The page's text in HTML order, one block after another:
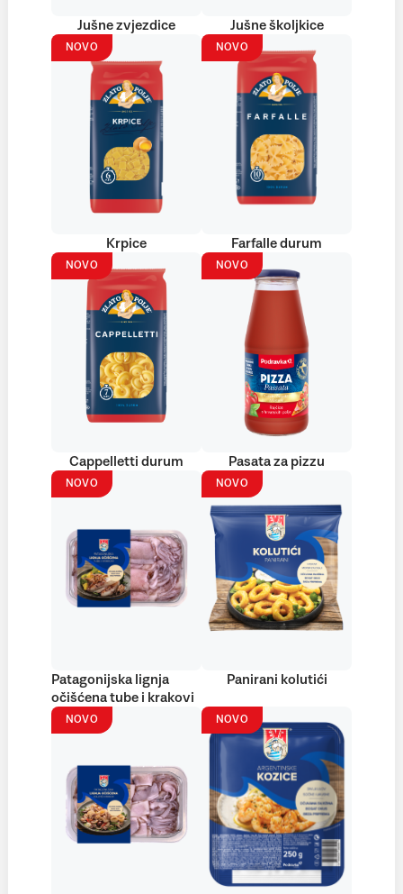
Jušne zvjezdice Jušne školjkice
NOVO
Krpice
NOVO
Farfalle durum
NOVO
Cappelletti durum
NOVO
Pasata za pizzu
NOVO
Patagonijska lignja
očišćena tube i krakovi
NOVO
Panirani kolutići
NOVO NOVO